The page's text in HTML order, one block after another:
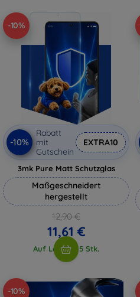
-10%
-10%
Rabatt
mit
Gutschein
EXTRA10
3mk Pure Matt Schutzglas
Maßgeschneidert
hergestellt
12,90 €
11,61 €
Auf Lager > 5 Stk.
-10%